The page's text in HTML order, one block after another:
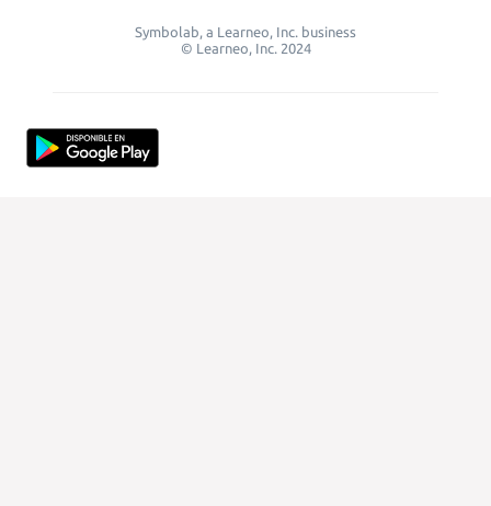
Symbolab, a Learneo, Inc. business
© Learneo, Inc. 2024